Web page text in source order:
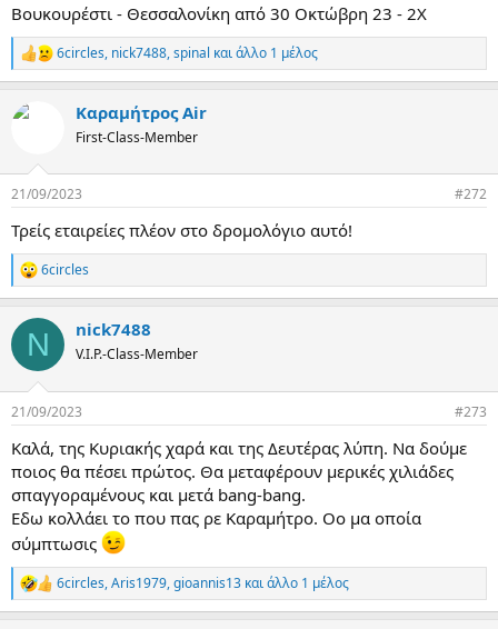
r
t
e
r
α
δ
η
μ
ο
υ
ί
Βουκουρέστι - Θεσσαλονίκη από 30 Οκτώβρη 23 - 2Χ
R
e
c
s
6circles, nick7488,spinal και άλλο 1 μέλος
Καραμήτρος Air
First-Class-Member
21/09/2023 #272
Τρείς εταιρείες πλέον στο δρομολόγιο αυτό!
R
e
c
i
s
6circles
N nick7488
V.I.P.-Class-Member
21/09/2023 #273
Καλά, της Κυριακής χαρά και της Δευτέρας λύπη. Να δούμε
ποιος θα πέσει πρώτος. Θα μεταφέρουν μερικές χιλιάδες
σπαγγοραμένους και μετά bang-bang.
Εδω κολλάει το που πας ρε Καραμήτρο. Οο μα οποία
σύμπτωσις
R
e
6circles,Aris1979,gioannis13 και άλλο 1 μέλος